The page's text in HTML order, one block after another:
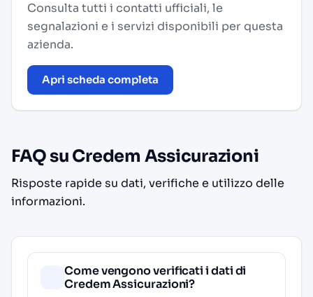
Consulta tutti i contatti ufficiali, le
segnalazioni e i servizi disponibili per questa
azienda.
Apri scheda completa
FAQ su Credem Assicurazioni
Risposte rapide su dati, verifiche e utilizzo delle
informazioni.
Come vengono verificati i dati di
Credem Assicurazioni?